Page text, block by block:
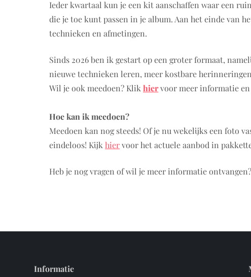
Ieder kwartaal kun je een kit aanschaffen waar een
die je toe kunt passen in je album. Aan het einde van
technieken en afmetingen.
Sinds 2026 ben ik gestart op een groter formaat,
nieuwe technieken leren, meer kostbare
Wil je ook meedoen? Klikhiervoor meer informatie
Hoe kan ik meedoen?
Meedoen kan nog steeds! Of je nu wekelijks een foto
eindeloos! Kijkhiervoor het actuele aanbod in
Heb je nog vragen of wil je meer informatie
Informatie